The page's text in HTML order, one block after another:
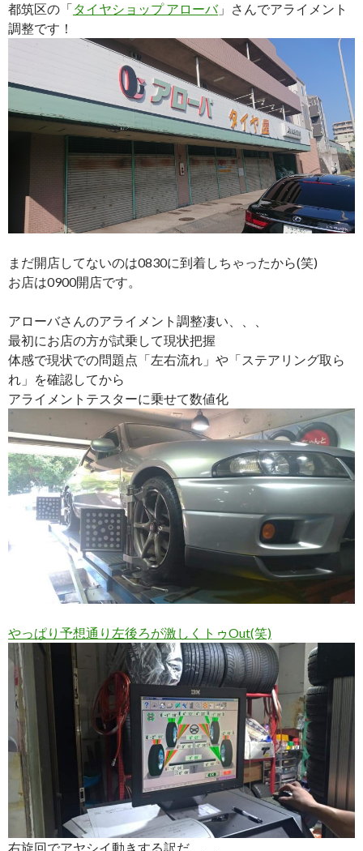
都筑区の「タイヤショップ アローバ」さんでアライメント
調整です！
まだ開店してないのは0830に到着しちゃったから(笑)
お店は0900開店です。
アローバさんのアライメント調整凄い、、、
最初にお店の方が試乗して現状把握
体感で現状での問題点「左右流れ」や「ステアリング取ら
れ」を確認してから
アライメントテスターに乗せて数値化
やっぱり予想通り左後ろが激しくトゥOut(笑)
右旋回でアヤシイ動きする訳だ、、、